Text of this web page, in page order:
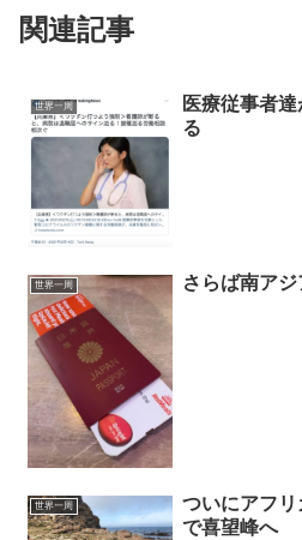
関連記事
世界一周
医療従事者
る
世界一周 さらば南ア
世界一周
ついにアフ
で喜望峰へ